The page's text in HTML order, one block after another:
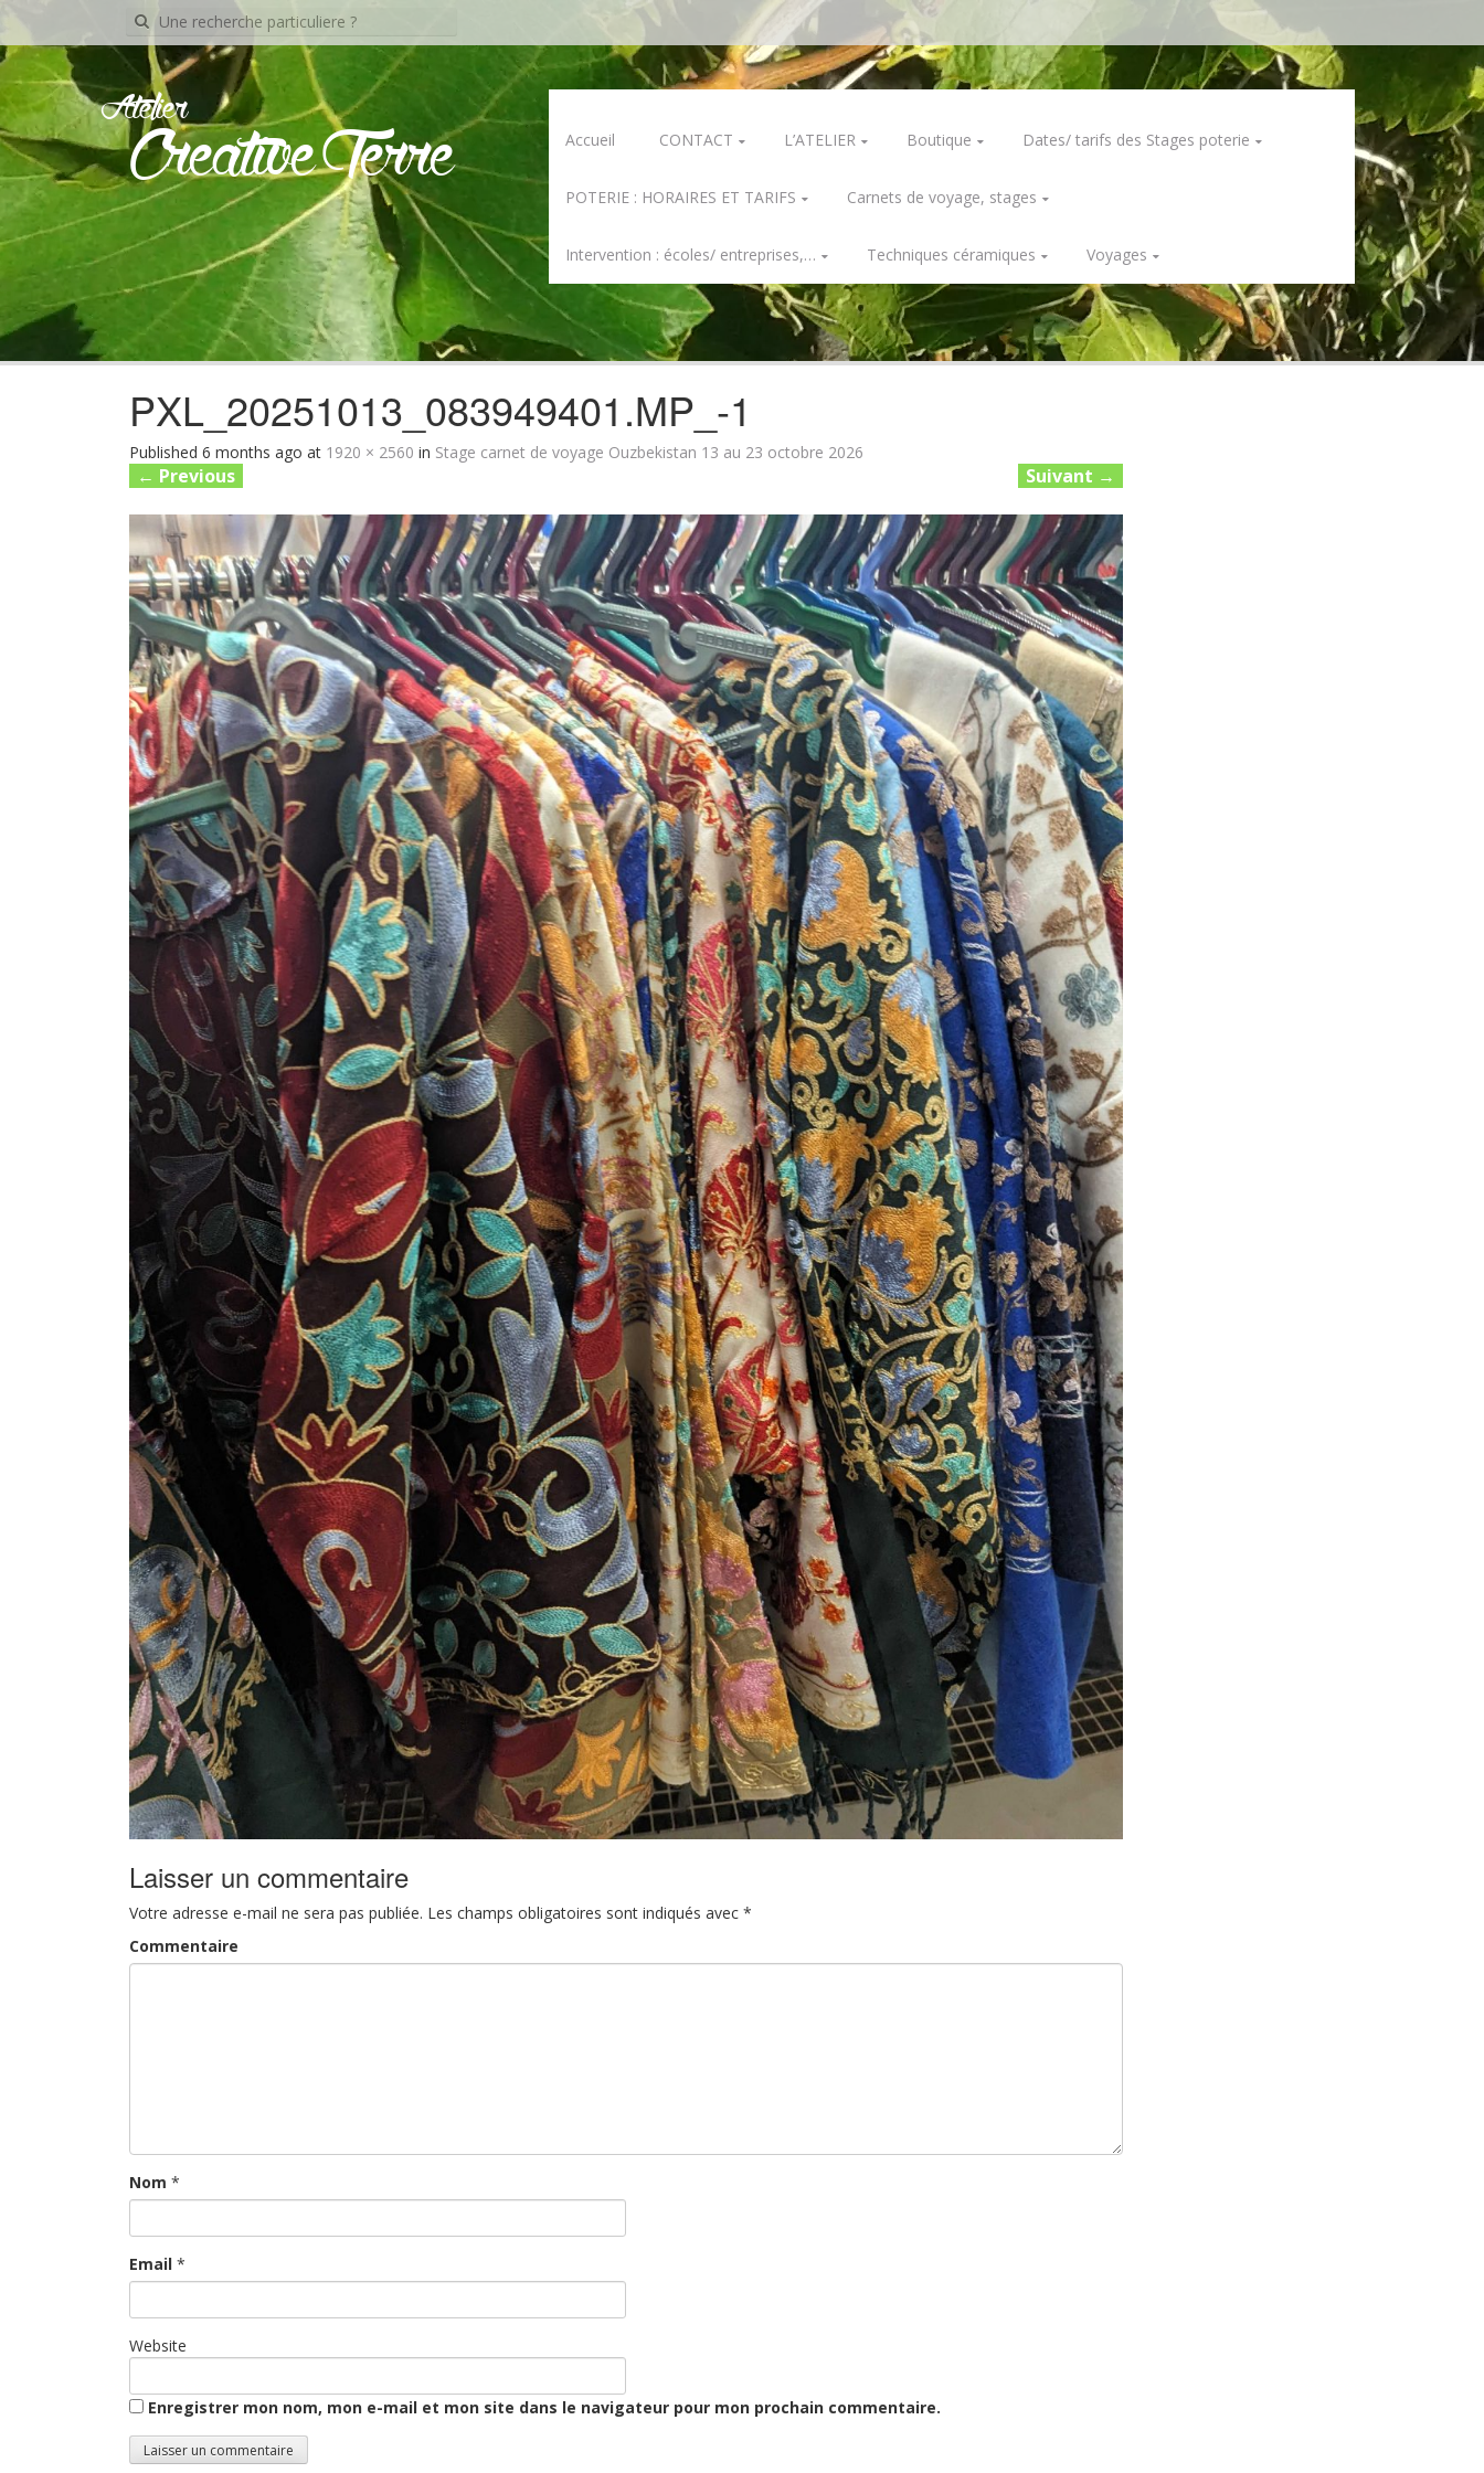
Recherche
pour:
Atelier
Creative Terre
Skip
Accueil CONTACT L’ATELIER Boutique Dates/ tarifs des Stages poterie
POTERIE : HORAIRES ET TARIFS Carnets de voyage, stages
Intervention : écoles/ entreprises,… Techniques céramiques Voyages
PXL_20251013_083949401.MP_-1
Published 6 months ago at 1920 × 2560 in Stage carnet de voyage Ouzbekistan 13 au 23 octobre 2026
← Previous Suivant →
Laisser un commentaire
Votre adresse e-mail ne sera pas publiée. Les champs obligatoires sont indiqués avec *
Commentaire
Nom *
Email *
Website
Enregistrer mon nom, mon e-mail et mon site dans le navigateur pour mon prochain commentaire.